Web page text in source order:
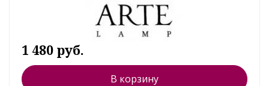
1 480 руб.
В корзину